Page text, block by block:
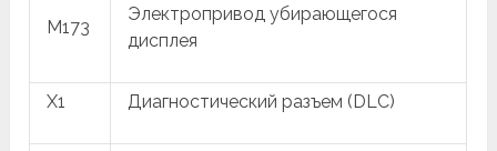
M173
Электропривод убирающегося
дисплея
X1 Диагностический разъем (DLC)